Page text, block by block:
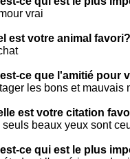
vrai
est votre animal favori?
ce que l'amitié pour
les bons et mauvais
est votre citation
seuls beaux yeux sont
ce qui est le plus